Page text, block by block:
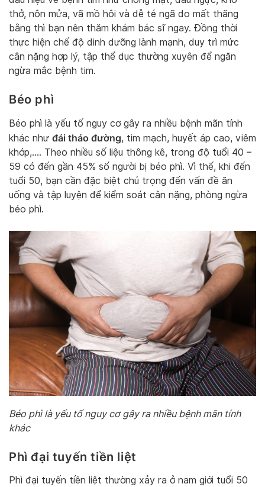
thở, nôn mửa, vã mồ hôi và dễ té ngã do mất thăng
bằng thì bạn nên thăm khám bác sĩ ngay. Đồng thời
thực hiện chế độ dinh dưỡng lành mạnh, duy trì mức
cân nặng hợp lý, tập thể dục thường xuyên để ngăn
ngừa mắc bệnh tim.
Béo phì
Béo phì là yếu tố nguy cơ gây ra nhiều bệnh mãn tính
khác như đái tháo đường, tim mạch, huyết áp cao, viêm
khớp,…. Theo nhiều số liệu thông kê, trong độ tuổi 40 –
59 có đến gần 45% số người bị béo phì. Vì thế, khi đến
tuổi 50, bạn cần đặc biệt chú trọng đến vấn đề ăn
uống và tập luyện để kiểm soát cân nặng, phòng ngừa
béo phì.
Béo phì là yếu tố nguy cơ gây ra nhiều bệnh mãn tính
khác
Phì đại tuyến tiền liệt
Phì đại tuyến tiền liệt thường xảy ra ở nam giới tuổi 50